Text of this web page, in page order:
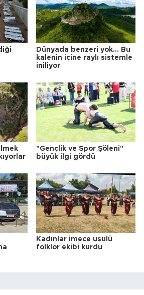
Dünyada benzeri yok... Bu
kalenin içine raylı sistemle
iniliyor
"Gençlik ve Spor Şöleni"
büyük ilgi gördü
Kadınlar imece usulü
folklor ekibi kurdu